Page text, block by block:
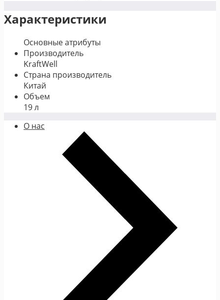
Характеристики
Основные атрибуты
Производитель
KraftWell
Страна производитель
Китай
Объем
19 л
О нас